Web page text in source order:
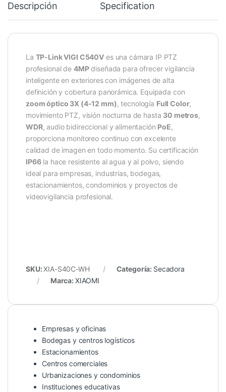
Descripción Specification
La TP-Link VIGI C540V es una cámara IP PTZ
profesional de 4MPdiseñada para ofrecer vigilancia
inteligente en exteriores con imágenes de alta
definición y cobertura panorámica. Equipada con
zoom óptico 3X (4-12 mm), tecnología Full Color,
movimiento PTZ, visión nocturna de hasta 30 metros,
WDR, audio bidireccional y alimentación PoE,
proporciona monitoreo continuo con excelente
calidad de imagen en todo momento. Su certificación
IP66la hace resistente al agua y al polvo, siendo
ideal para empresas, industrias, bodegas,
estacionamientos, condominios y proyectos de
videovigilancia profesional.
SKU:XIA-S40C-WH Categoría: Secadora
Marca: XIAOMI
Empresas y oficinas
Bodegas y centros logísticos
Estacionamientos
Centros comerciales
Urbanizaciones y condominios
Instituciones educativas